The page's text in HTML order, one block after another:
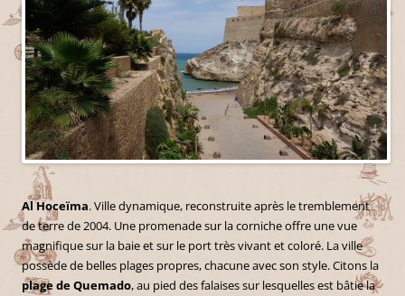
Al Hoceïma. Ville dynamique, reconstruite après le tremblement
de terre de 2004. Une promenade sur la corniche offre une vue
magnifique sur la baie et sur le port très vivant et coloré. La ville
possède de belles plages propres, chacune avec son style. Citons la
plage de Quemado, au pied des falaises sur lesquelles est bâtie la